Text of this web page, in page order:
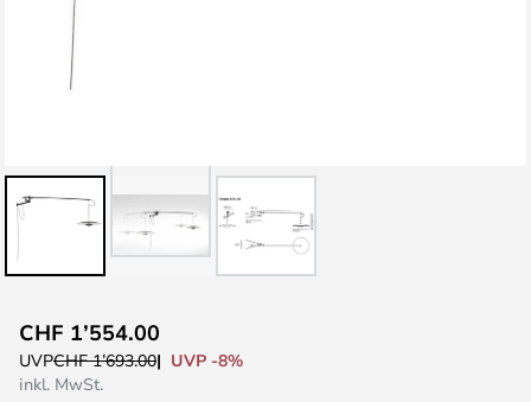
Anfang
der
CHF 1’554.00
UVPCHF 1’693.00
UVP -8%
inkl. MwSt.